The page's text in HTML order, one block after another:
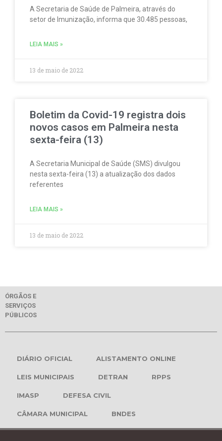
A Secretaria de Saúde de Palmeira, através do
setor de Imunização, informa que 30.485 pessoas,
LEIA MAIS »
13 de maio de 2022
Boletim da Covid-19 registra dois
novos casos em Palmeira nesta
sexta-feira (13)
A Secretaria Municipal de Saúde (SMS) divulgou
nesta sexta-feira (13) a atualização dos dados
referentes
LEIA MAIS »
13 de maio de 2022
ÓRGÃOS E
SERVIÇOS
PÚBLICOS
DIÁRIO OFICIAL ALISTAMENTO ONLINE
LEIS MUNICIPAIS DETRAN RPPS
IMASP DEFESA CIVIL
CÂMARA MUNICIPAL BNDES